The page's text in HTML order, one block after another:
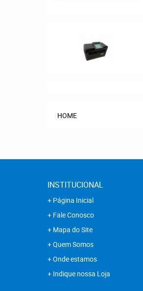
HOME
INSTITUCIONAL
Página Inicial
Fale Conosco
Mapa do Site
Quem Somos
Onde estamos
Indique nossa Loja